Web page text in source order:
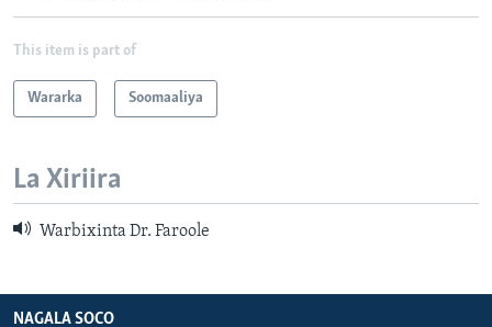
This item is part of
Wararka Soomaaliya
La Xiriira
Warbixinta Dr. Faroole
NAGALA SOCO